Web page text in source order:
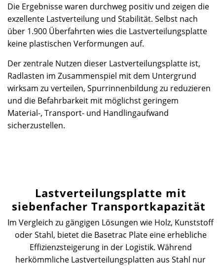
Die Ergebnisse waren durchweg positiv und zeigen die
exzellente Lastverteilung und Stabilität. Selbst nach
über 1.900 Überfahrten wies die Lastverteilungsplatte
keine plastischen Verformungen auf.
Der zentrale Nutzen dieser Lastverteilungsplatte ist,
Radlasten im Zusammenspiel mit dem Untergrund
wirksam zu verteilen, Spurrinnenbildung zu reduzieren
und die Befahrbarkeit mit möglichst geringem
Material-, Transport- und Handlingaufwand
sicherzustellen.
Lastverteilungsplatte mit
siebenfacher Transportkapazität
Im Vergleich zu gängigen Lösungen wie Holz, Kunststoff
oder Stahl, bietet die Basetrac Plate eine erhebliche
Effizienzsteigerung in der Logistik. Während
herkömmliche Lastverteilungsplatten aus Stahl nur